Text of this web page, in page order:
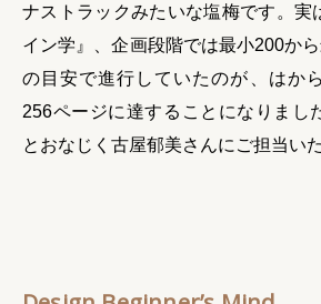
ナストラックみたいな塩梅です。実
イン学』、企画段階では最小200か
の目安で進行していたのが、はか
256ページに達することになりまし
とおなじく古屋郁美さんにご担当い